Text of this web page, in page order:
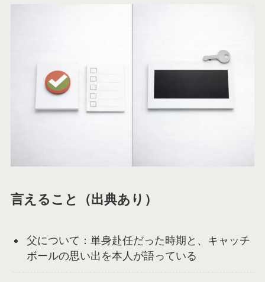
言えること（出典あり）
父について：単身赴任だった時期と、キャッチ
ボールの思い出を本人が語っている